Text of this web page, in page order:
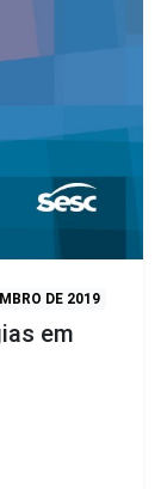
DE 2019
em